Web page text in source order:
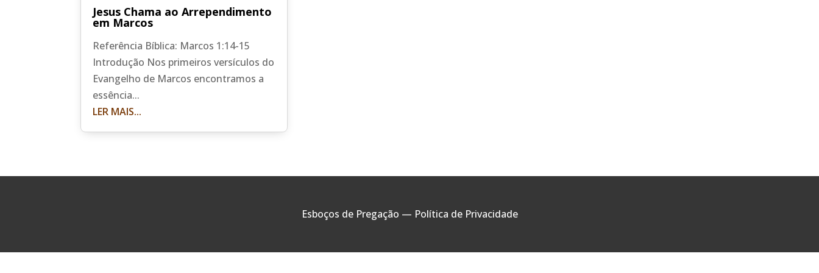
Jesus Chama ao Arrependimento
em Marcos
Referência Bíblica: Marcos 1:14-15
Introdução Nos primeiros versículos do
Evangelho de Marcos encontramos a
essência...
LER MAIS...
Esboços de Pregação — Política de Privacidade